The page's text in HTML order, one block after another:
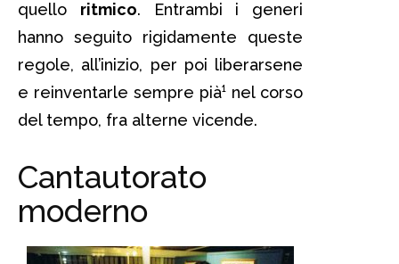
quello ritmico. Entrambi i generi
hanno seguito rigidamente queste
regole, all’inizio, per poi liberarsene
e reinventarle sempre pià¹ nel corso
del tempo, fra alterne vicende.
Cantautorato
moderno